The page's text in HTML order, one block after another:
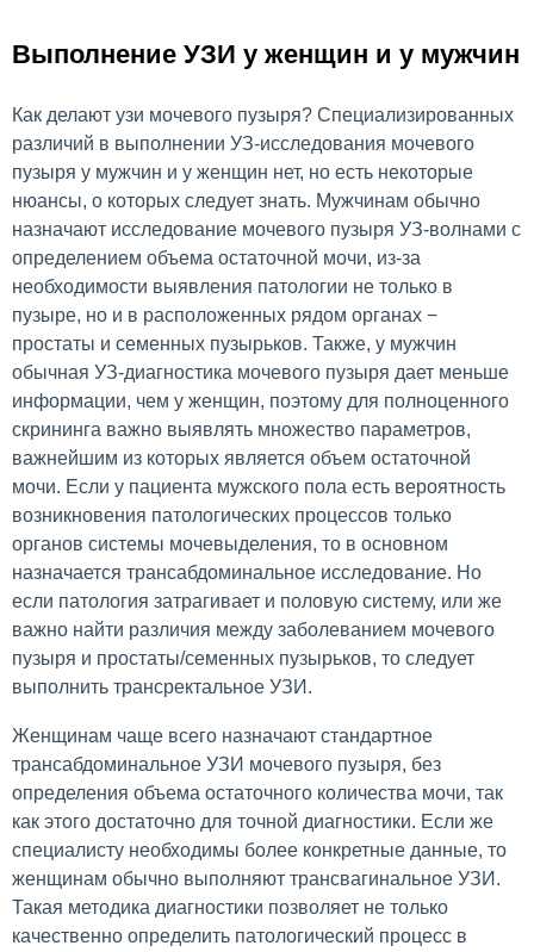
Выполнение УЗИ у женщин и у мужчин
Как делают узи мочевого пузыря? Специализированных
различий в выполнении УЗ-исследования мочевого
пузыря у мужчин и у женщин нет, но есть некоторые
нюансы, о которых следует знать. Мужчинам обычно
назначают исследование мочевого пузыря УЗ-волнами с
определением объема остаточной мочи, из-за
необходимости выявления патологии не только в
пузыре, но и в расположенных рядом органах −
простаты и семенных пузырьков. Также, у мужчин
обычная УЗ-диагностика мочевого пузыря дает меньше
информации, чем у женщин, поэтому для полноценного
скрининга важно выявлять множество параметров,
важнейшим из которых является объем остаточной
мочи. Если у пациента мужского пола есть вероятность
возникновения патологических процессов только
органов системы мочевыделения, то в основном
назначается трансабдоминальное исследование. Но
если патология затрагивает и половую систему, или же
важно найти различия между заболеванием мочевого
пузыря и простаты/семенных пузырьков, то следует
выполнить трансректальное УЗИ.
Женщинам чаще всего назначают стандартное
трансабдоминальное УЗИ мочевого пузыря, без
определения объема остаточного количества мочи, так
как этого достаточно для точной диагностики. Если же
специалисту необходимы более конкретные данные, то
женщинам обычно выполняют трансвагинальное УЗИ.
Такая методика диагностики позволяет не только
качественно определить патологический процесс в